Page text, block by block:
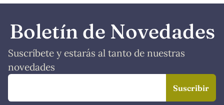
Boletín de Novedades
Suscríbete y estarás al tanto de nuestras
novedades